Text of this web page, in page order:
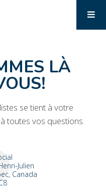
LÀ
se tient à votre
toutes vos questions.
Julien
Canada